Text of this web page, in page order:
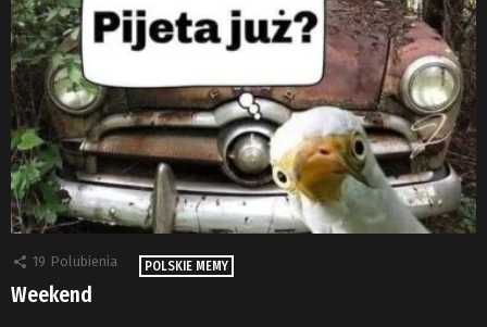
19 Polubienia POLSKIE MEMY
Weekend